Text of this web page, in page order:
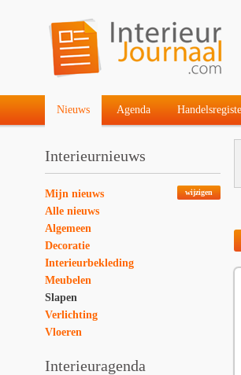
Nieuws Agenda
Interieurnieuws
wijzigen
Mijn nieuws
Alle nieuws
Algemeen
Decoratie
Interieurbekleding
Meubelen
Slapen
Verlichting
Vloeren
Interieuragenda